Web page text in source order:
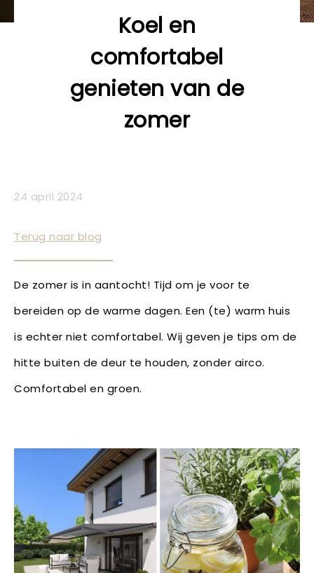
Koel en
comfortabel
genieten van de
zomer
24 april 2024
Terug naar blog
De zomer is in aantocht! Tijd om je voor te
bereiden op de warme dagen. Een (te) warm huis
is echter niet comfortabel. Wij geven je tips om de
hitte buiten de deur te houden, zonder airco.
Comfortabel en groen.